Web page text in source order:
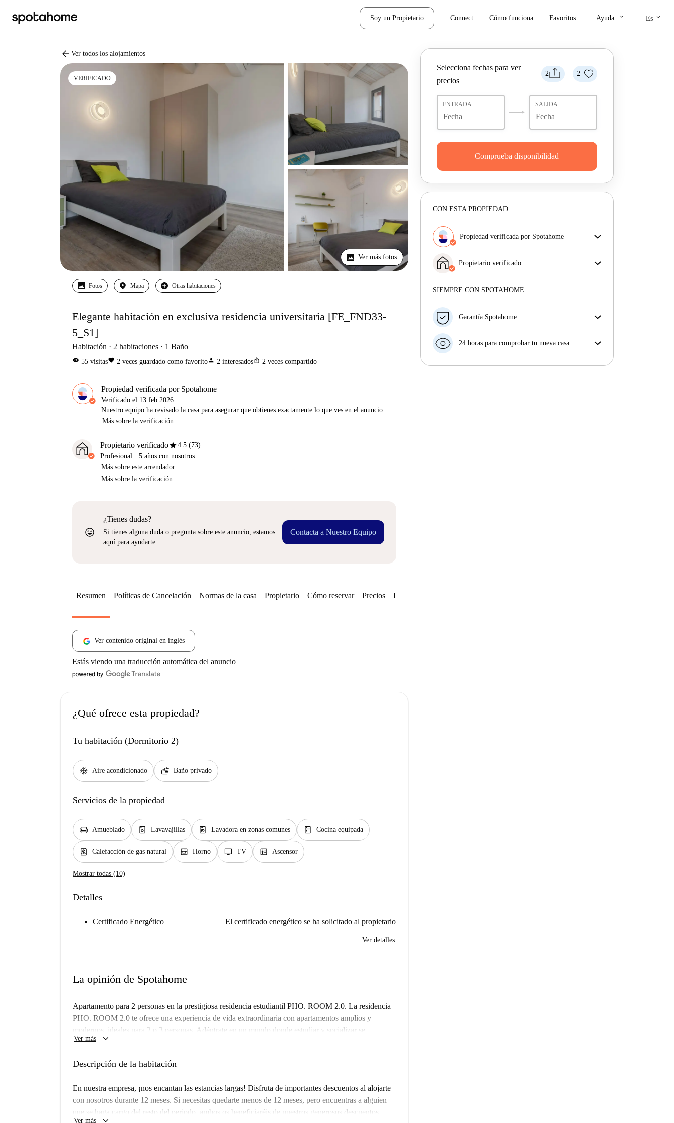
Soy un Propietario Connect Cómo funciona Favoritos Ayuda keyboard_arrow_down Es keyboard_arrow_down
arrow_back Ver todos los alojamientos
VERIFICADO
Ver más fotos
Fotos Mapa Otras habitaciones
Elegante habitación en exclusiva residencia universitaria [FE_FND33-
5_S1]
Habitación 2 habitaciones 1 Baño
visibility 55 visitasfavorite 2 veces guardado como favoritoperson 2 interesadosios_share 2 veces compartido
Propiedad verificada por Spotahome
Verificado el 13 feb 2026
Nuestro equipo ha revisado la casa para asegurar que obtienes exactamente lo que ves en el anuncio.
Más sobre la verificación
Propietario verificadostar4.5 (73)
Profesional · 5 años con nosotros
Más sobre este arrendador
Más sobre la verificación
sentiment_very_satisfied
¿Tienes dudas?
Si tienes alguna duda o pregunta sobre este anuncio, estamos
aquí para ayudarte.
Contacta a Nuestro Equipo
2 2
Selecciona fechas para ver
precios
ENTRADA SALIDA
Comprueba disponibilidad
CON ESTA PROPIEDAD
Propiedad verificada por Spotahome
obtienes exactamente lo que ves en el anuncio.
Más sobre la verificación
Propietario verificado
Más sobre este arrendador
SIEMPRE CON SPOTAHOME
Garantía Spotahome
horas previas a la fecha de entrada, Spotahome A) te
el hotel hasta que encuentres nueva casa o B) te hará
24 horas para comprobar tu nueva casa
Resumen Políticas de Cancelación Normas de la casa Propietario Cómo reservar Precios Disponibilidades
Ver contenido original en inglés
Estás viendo una traducción automática del anuncio
¿Qué ofrece esta propiedad?
Tu habitación (Dormitorio 2)
ac_unit Aire acondicionado soap Baño privado
Servicios de la propiedad
chair Amueblado dishwasher_gen Lavavajillas local_laundry_service Lavadora en zonas comunes kitchen Cocina equipada
water_heater Calefacción de gas natural oven_gen Horno tv TV elevator Ascensor
Mostrar todas (10)
Detalles
Certificado Energético El certificado energético se ha solicitado al propietario
Ver detalles
La opinión de Spotahome
Apartamento para 2 personas en la prestigiosa residencia estudiantil PHO. ROOM 2.0. La residencia
PHO. ROOM 2.0 te ofrece una experiencia de vida extraordinaria con apartamentos amplios y
modernos, ideales para 2 o 3 personas. Adéntrate en un mundo donde estudiar y socializar se
combinan a la perfección. Nuestras zonas comunes están diseñadas para fomentar la interacción entre
experiencia universitaria. Amplia sala de estar, espaciosa cocina-comedor, limpieza de zonas comunes
wifi en los apartamentos y zonas comunes, además de lavadora-secadora.
Última actualización: 06/08/26
Ver más keyboard_arrow_down
Descripción de la habitación
En nuestra empresa, ¡nos encantan las estancias largas! Disfruta de importantes descuentos al alojarte
con nosotros durante 12 meses. Si necesitas quedarte menos de 12 meses, pero encuentras a alguien
que se haga cargo del resto del periodo, ambos os beneficiaréis de nuestros generosos descuentos.
Ver más